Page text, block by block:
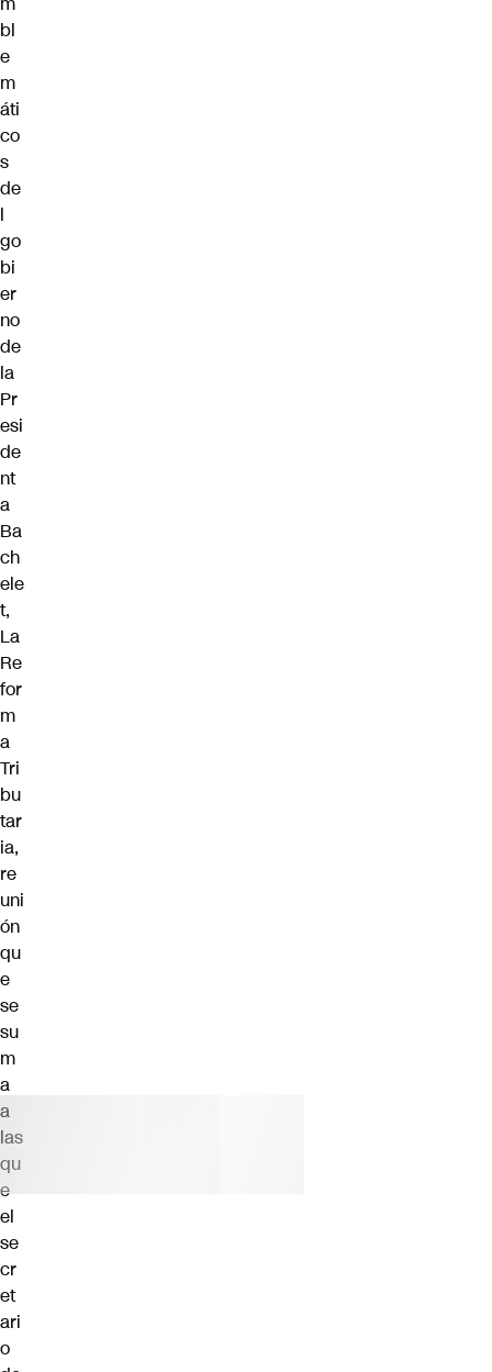
bl
e
m
áti
co
s
de
l
go
bi
er
no
de
la
Pr
esi
de
nt
a
Ba
ch
ele
t,
La
Re
for
m
a
Tri
bu
tar
ia,
re
uni
ón
qu
e
se
su
m
a
a
las
qu
e
el
se
cr
et
ari
o